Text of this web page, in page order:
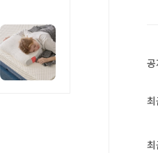
최